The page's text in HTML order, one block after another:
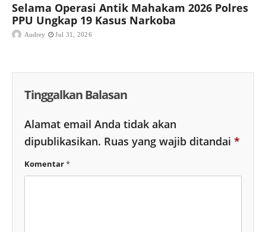
Selama Operasi Antik Mahakam 2026 Polres
PPU Ungkap 19 Kasus Narkoba
Audrey Jul 31, 2026
Tinggalkan Balasan
Alamat email Anda tidak akan
dipublikasikan. Ruas yang wajib ditandai *
Komentar*